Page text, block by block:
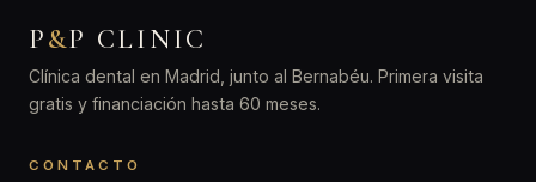
P&P CLINIC
Clínica dental en Madrid, junto al Bernabéu. Primera visita
gratis y financiación hasta 60 meses.
CONTACTO